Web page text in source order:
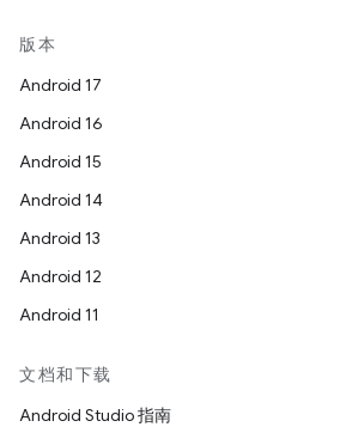
版本
Android 17
Android 16
Android 15
Android 14
Android 13
Android 12
Android 11
文档和下载
Android Studio 指南